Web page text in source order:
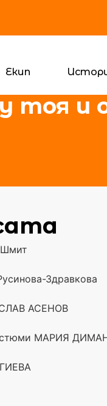
Екип
тоя и
Здравкова
АСЕНОВ
МАРИЯ